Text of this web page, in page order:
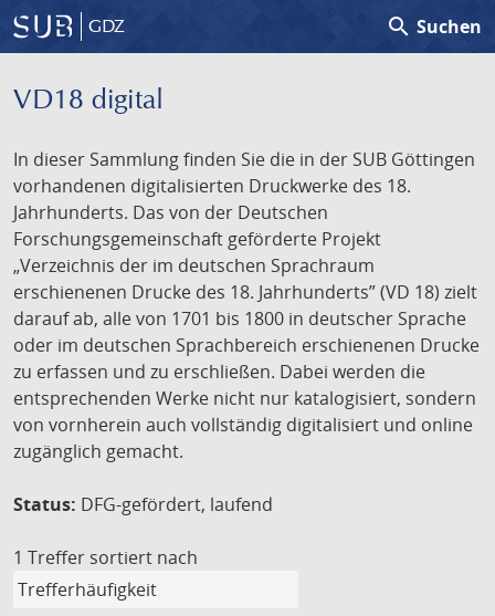
GDZ search Suchen
VD18 digital
In dieser Sammlung finden Sie die in der SUB Göttingen
vorhandenen digitalisierten Druckwerke des 18.
Jahrhunderts. Das von der Deutschen
Forschungsgemeinschaft geförderte Projekt
„Verzeichnis der im deutschen Sprachraum
erschienenen Drucke des 18. Jahrhunderts” (VD 18) zielt
darauf ab, alle von 1701 bis 1800 in deutscher Sprache
oder im deutschen Sprachbereich erschienenen Drucke
zu erfassen und zu erschließen. Dabei werden die
entsprechenden Werke nicht nur katalogisiert, sondern
von vornherein auch vollständig digitalisiert und online
zugänglich gemacht.
Status: DFG-gefördert, laufend
1 Treffer sortiert nach